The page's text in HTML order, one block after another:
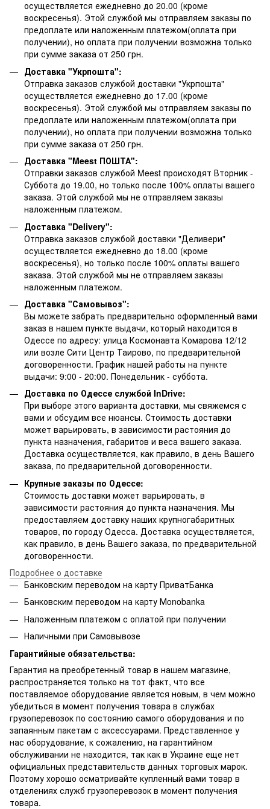
осуществляется ежедневно до 20.00 (кроме
воскресенья). Этой службой мы отправляем заказы по
предоплате или наложенным платежом(оплата при
получении), но оплата при получении возможна только
при сумме заказа от 250 грн.
Доставка "Укрпошта":
Отправка заказов службой доставки "Укрпошта"
осуществляется ежедневно до 17.00 (кроме
воскресенья). Этой службой мы отправляем заказы по
предоплате или наложенным платежом(оплата при
получении), но оплата при получении возможна только
при сумме заказа от 250 грн.
Доставка "Meest ПОШТА":
Отправки заказов службой Meest происходят Вторник -
Суббота до 19.00, но только после 100% оплаты вашего
заказа. Этой службой мы не отправляем заказы
наложенным платежом.
Доставка "Delivery":
Отправка заказов службой доставки "Деливери"
осуществляется ежедневно до 18.00 (кроме
воскресенья), но только после 100% оплаты вашего
заказа. Этой службой мы не отправляем заказы
наложенным платежом.
Доставка "Самовывоз":
Вы можете забрать предварительно оформленный вами
заказ в нашем пункте выдачи, который находится в
Одессе по адресу: улица Космонавта Комарова 12/12
или возле Сити Центр Таирово, по предварительной
договоренности. График нашей работы на пункте
выдачи: 9:00 - 20:00. Понедельник - суббота.
Доставка по Одессе службой InDrive:
При выборе этого варианта доставки, мы свяжемся с
вами и обсудим все нюансы. Стоимость доставки
может варьировать, в зависимости растояния до
пункта назначения, габаритов и веса вашего заказа.
Доставка осуществляется, как правило, в день Вашего
заказа, по предварительной договоренности.
Крупные заказы по Одессе:
Стоимость доставки может варьировать, в
зависимости растояния до пункта назначения. Мы
предоставляем доставку наших крупногабаритных
товаров, по городу Одесса. Доставка осуществляется,
как правило, в день Вашего заказа, по предварительной
договоренности.
Подробнее о доставке
Банковским переводом на карту ПриватБанка
Банковским переводом на карту Мonobanka
Наложенным платежом с оплатой при получении
Наличными при Самовывозе
Гарантийные обязательства:
Гарантия на преобретенный товар в нашем магазине,
распространяется только на тот факт, что все
поставляемое оборудование является новым, в чем можно
убедиться в момент получения товара в службах
грузоперевозок по состоянию самого оборудования и по
запаянным пакетам с аксессуарами. Представленное у
нас оборудование, к сожалению, на гарантийном
обслуживании не находится, так как в Украине еще нет
официальных представительств данных торговых марок.
Поэтому хорошо осматривайте купленный вами товар в
отделениях служб грузоперевозок в момент получения
товара.